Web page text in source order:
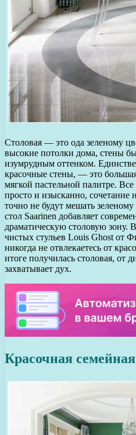
Столовая — это ода зеленому
высокие потолки дома, стены
изумрудным оттенком.
красочные стены, — это
мягкой пастельной палитре.
просто и изысканно, сочетание
точно не будут мешать
стол Saarinen добавляет
драматическую столовую зону.
чистых стульев Louis Ghost от
никогда не отвлекаетесь от
итоге получилась столовая, от
захватывает дух.
Красочная